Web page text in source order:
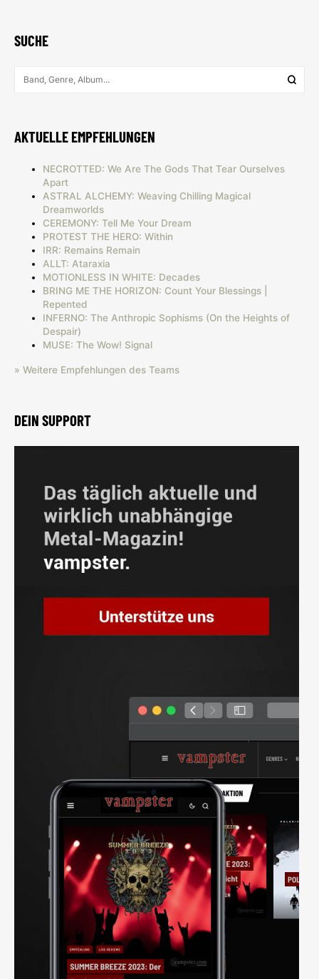
SUCHE
AKTUELLE EMPFEHLUNGEN
NECROTTED: We Are The Gods That Tear Ourselves
Apart
ASTRAL ALCHEMY: Weaving Chilling Magical
Dreamworlds
CEREMONY: Tell Me Your Dream
PROTEST THE HERO: Within
IRR: Remains Remain
ALLT: Ataraxia
MOTIONLESS IN WHITE: Decades
BRING ME THE HORIZON: Count Your Blessings |
Repented
INFERNO: The Anthropic Sophisms (On the Heights of
Despair)
MUSE: The Wow! Signal
» Weitere Empfehlungen des Teams
DEIN SUPPORT